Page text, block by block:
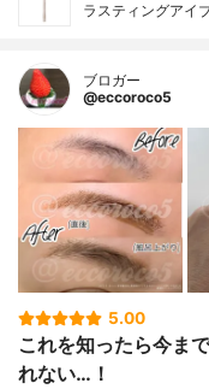
ラスティングアイ
ブロガー
@eccoroco5
5.00
これを知ったら今ま
れない…！